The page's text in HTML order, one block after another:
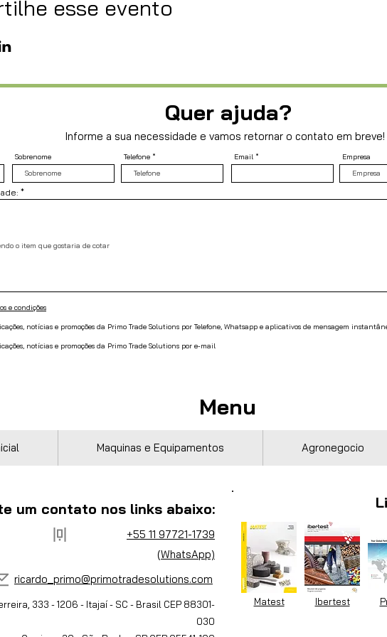
esse evento
Quer ajuda?
Informe a sua necessidade e vamos retornar o contato em breve!
Sobrenome Telefone Email Empresa
e condições
notícias e promoções da Primo Trade Solutions por Telefone, Whatsapp e aplicativos de mensagem
notícias e promoções da Primo Trade Solutions por e-mail
Menu
Maquinas e Equipamentos Agronegocio
um contato nos links abaixo:
+55 11 97721-1739
(WhatsApp)
ricardo_primo@primotradesolutions.com
333 - 1206 - Itajaí - SC - Brasil CEP 88301-
030
Matest Ibertest